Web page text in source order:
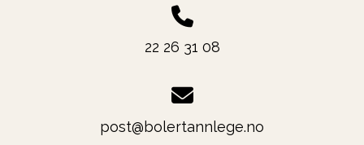
22 26 31 08
post@bolertannlege.no